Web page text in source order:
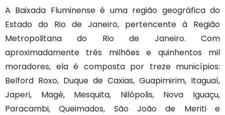
A Baixada Fluminense é uma região geográfica do
Estado do Rio de Janeiro, pertencente à Região
Metropolitana do Rio de Janeiro. Com
aproximadamente três milhões e quinhentos mil
moradores, ela é composta por treze municípios:
Belford Roxo, Duque de Caxias, Guapimirim, Itaguaí,
Japeri, Magé, Mesquita, Nilópolis, Nova Iguaçu,
Paracambi, Queimados, São João de Meriti e